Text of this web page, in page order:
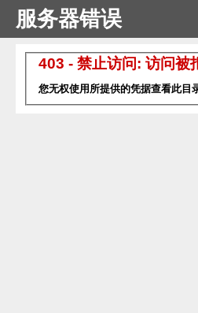
服务器错误
403 - 禁止访问: 访问被
您无权使用所提供的凭据查看此目